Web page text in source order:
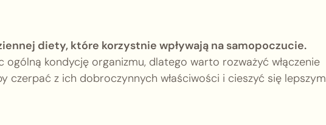
diety, które korzystnie wpływają na samopoczucie.
ogólną kondycję organizmu, dlatego warto rozważyć włączenie
czerpać z ich dobroczynnych właściwości i cieszyć się lepszym